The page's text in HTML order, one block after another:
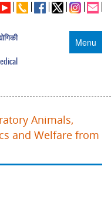
Menu
Animals,
and Welfare from